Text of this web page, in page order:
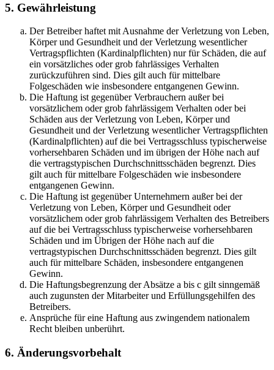
5. Gewährleistung
Der Betreiber haftet mit Ausnahme der Verletzung von Leben,
Körper und Gesundheit und der Verletzung wesentlicher
Vertragspflichten (Kardinalpflichten) nur für Schäden, die auf
ein vorsätzliches oder grob fahrlässiges Verhalten
zurückzuführen sind. Dies gilt auch für mittelbare
Folgeschäden wie insbesondere entgangenen Gewinn.
Die Haftung ist gegenüber Verbrauchern außer bei
vorsätzlichem oder grob fahrlässigem Verhalten oder bei
Schäden aus der Verletzung von Leben, Körper und
Gesundheit und der Verletzung wesentlicher Vertragspflichten
(Kardinalpflichten) auf die bei Vertragsschluss typischerweise
vorhersehbaren Schäden und im übrigen der Höhe nach auf
die vertragstypischen Durchschnittsschäden begrenzt. Dies
gilt auch für mittelbare Folgeschäden wie insbesondere
entgangenen Gewinn.
Die Haftung ist gegenüber Unternehmern außer bei der
Verletzung von Leben, Körper und Gesundheit oder
vorsätzlichem oder grob fahrlässigem Verhalten des Betreibers
auf die bei Vertragsschluss typischerweise vorhersehbaren
Schäden und im Übrigen der Höhe nach auf die
vertragstypischen Durchschnittsschäden begrenzt. Dies gilt
auch für mittelbare Schäden, insbesondere entgangenen
Gewinn.
Die Haftungsbegrenzung der Absätze a bis c gilt sinngemäß
auch zugunsten der Mitarbeiter und Erfüllungsgehilfen des
Betreibers.
Ansprüche für eine Haftung aus zwingendem nationalem
Recht bleiben unberührt.
6. Änderungsvorbehalt